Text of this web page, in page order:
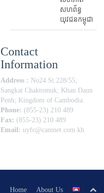
សហព័ន្ធ
យុវជនកម្ពុជា
Contact
Information
Address : No24 St.228/55;
Sangkat Chaktomuk; Khan Daun
Penh; Kingdom of Cambodia.
Phone: (855-23) 210 489
Fax: (855-23) 210 489
Email: uyfc@camnet.com.kh
Home About Us